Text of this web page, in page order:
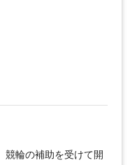
輪の補助を受けて開